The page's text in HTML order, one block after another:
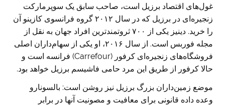
غول‌های اقتصاد برزیل است، صاحب سابق یک سوپرمارکت
زنجیره‌ای در برزیل که در سال ۲۰۱۲ گروه فرانسوی کازینو آن
را خرید. دینیز یکی از ۷۰۰ ثروتمندترین افراد جهان به نقل از
مجله فوربس است. از سال ۲۰۱۶، او یکی از سهام‌داران اصلی
فروشگاه‌های زنجیره‌ای کرفور (Carrefour) فرانسه است و
حالا کرفور از طریق این مرد حامی فاشیسم برزیل خواهد بود.
موضع زمین‌داران بزرگ برزیل نیز روشن است: بالسونارو
وعده داده قانونی برای معافیت و مصونیت آنها در برابر